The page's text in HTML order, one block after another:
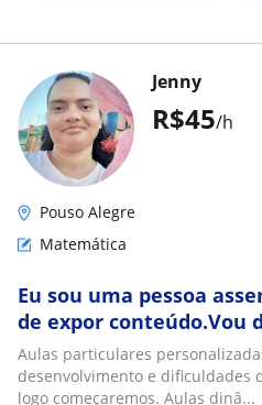
R$45/h
Jenny
Pouso Alegre
Matemática
Eu sou uma pessoa
de expor conteúdo.Vou
online e presencial
Aulas particulares
desenvolvimento e dificuldades
logo começaremos. Aulas dinâ...